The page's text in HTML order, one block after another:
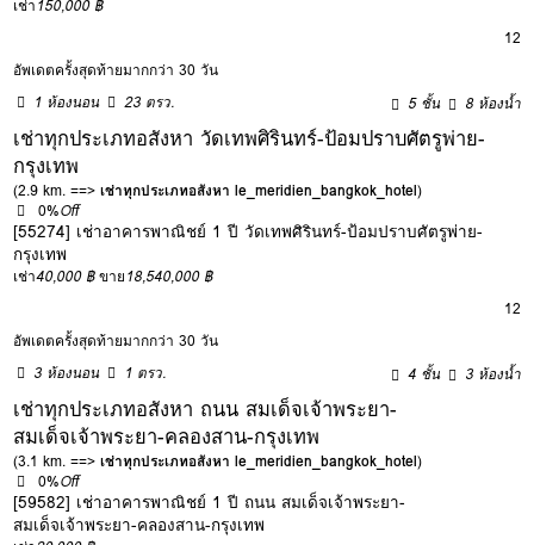
เช่า150,000 ฿
12
อัพเดตครั้งสุดท้ายมากกว่า 30 วัน
1 ห้องนอน
23 ตรว. 5 ชั้น 8 ห้องน้ำ
เช่าทุกประเภทอสังหา วัดเทพศิรินทร์-ป้อมปราบศัตรูพ่าย-
กรุงเทพ
(2.9 km. ==>เช่าทุกประเภทอสังหา le_meridien_bangkok_hotel)
0%Off
[55274] เช่าอาคารพาณิชย์ 1 ปี วัดเทพศิรินทร์-ป้อมปราบศัตรูพ่าย-
กรุงเทพ
เช่า40,000 ฿ ขาย18,540,000 ฿
12
อัพเดตครั้งสุดท้ายมากกว่า 30 วัน
3 ห้องนอน
1 ตรว. 4 ชั้น 3 ห้องน้ำ
เช่าทุกประเภทอสังหา ถนน สมเด็จเจ้าพระยา-
สมเด็จเจ้าพระยา-คลองสาน-กรุงเทพ
(3.1 km. ==>เช่าทุกประเภทอสังหา le_meridien_bangkok_hotel)
0%Off
[59582] เช่าอาคารพาณิชย์ 1 ปี ถนน สมเด็จเจ้าพระยา-
สมเด็จเจ้าพระยา-คลองสาน-กรุงเทพ